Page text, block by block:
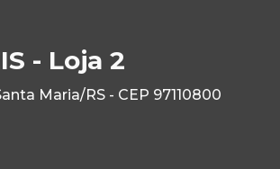
- Loja 2
Maria/RS - CEP 97110800